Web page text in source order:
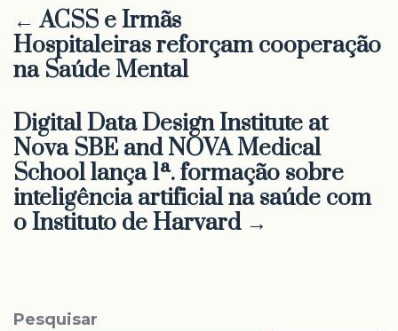
← ACSS e Irmãs
Hospitaleiras reforçam cooperação
na Saúde Mental
Digital Data Design Institute at
Nova SBE and NOVA Medical
School lança 1ª. formação sobre
inteligência artificial na saúde com
o Instituto de Harvard →
Pesquisar